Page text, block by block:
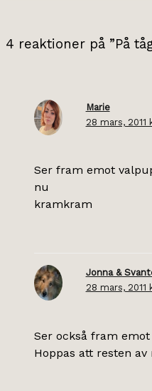
4 reaktioner på ”På
Marie
28 mars, 2011
Ser fram emot
nu
kramkram
Jonna &
28 mars, 2011
Ser också fram
Hoppas att resten av